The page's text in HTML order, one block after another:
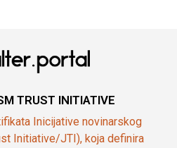
TRUST INITIATIVE
Inicijative novinarskog
Initiative/JTI), koja definira